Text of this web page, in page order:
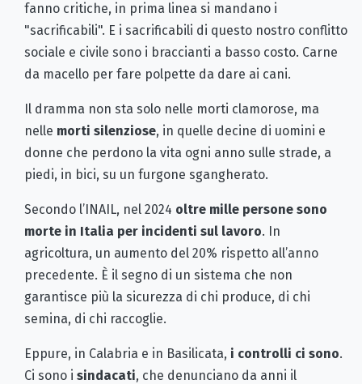
fanno critiche, in prima linea si mandano i
"sacrificabili". E i sacrificabili di questo nostro conflitto
sociale e civile sono i braccianti a basso costo. Carne
da macello per fare polpette da dare ai cani.
Il dramma non sta solo nelle morti clamorose, ma
nelle morti silenziose, in quelle decine di uomini e
donne che perdono la vita ogni anno sulle strade, a
piedi, in bici, su un furgone sgangherato.
Secondo l’INAIL, nel 2024 oltre mille persone sono
morte in Italia per incidenti sul lavoro. In
agricoltura, un aumento del 20% rispetto all’anno
precedente. È il segno di un sistema che non
garantisce più la sicurezza di chi produce, di chi
semina, di chi raccoglie.
Eppure, in Calabria e in Basilicata, i controlli ci sono.
Ci sono i sindacati, che denunciano da anni il